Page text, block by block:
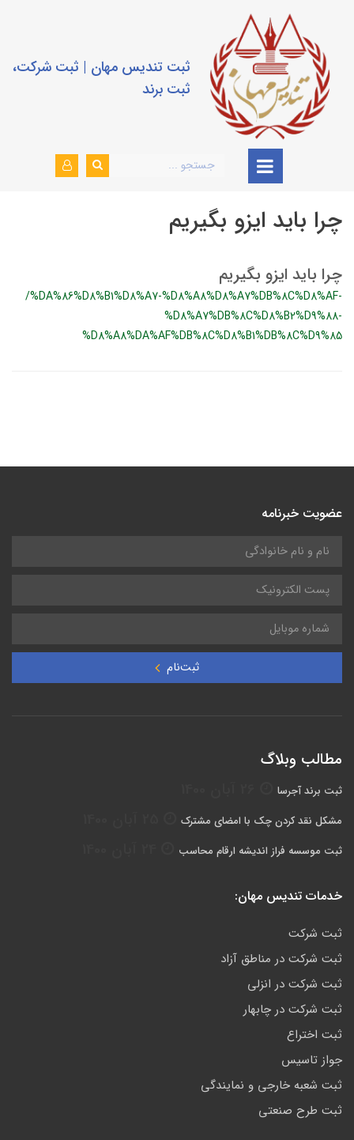
ثبت تندیس مهان | ثبت شرکت،
ثبت برند
چرا باید ایزو بگیریم
چرا باید ایزو بگیریم
/%DA%86%D8%B1%D8%A7-%D8%A8%D8%A7%DB%8C%D8%AF-
%D8%A7%DB%8C%D8%B2%D9%88-
%D8%A8%DA%AF%DB%8C%D8%B1%DB%8C%D9%85
عضویت خبرنامه
ثبت‌نام
مطالب وبلاگ
ثبت برند آجرسا
مشکل نقد کردن چک با امضای مشترک
ثبت موسسه فراز اندیشه ارقام محاسب
خدمات تندیس مهان:
ثبت شرکت
ثبت شرکت در مناطق آزاد
ثبت شرکت در انزلی
ثبت شرکت در چابهار
ثبت اختراع
جواز تاسیس
ثبت شعبه خارجی و نمایندگی
ثبت طرح صنعتی